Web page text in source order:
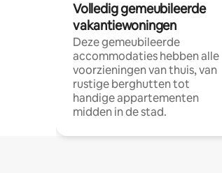
Volledig gemeubileerde
vakantiewoningen
Deze gemeubileerde
accommodaties hebben alle
voorzieningen van thuis, van
rustige berghutten tot
handige appartementen
midden in de stad.